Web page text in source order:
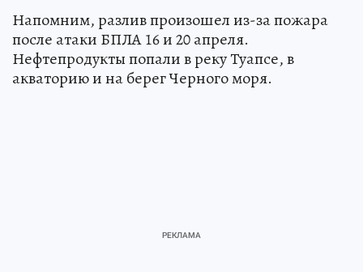
Напомним, разлив произошел из-за пожара
после атаки БПЛА 16 и 20 апреля.
Нефтепродукты попали в реку Туапсе, в
акваторию и на берег Черного моря.